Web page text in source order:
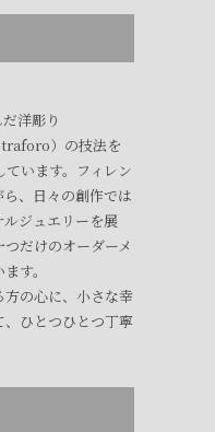
洋彫り
）の技法を
います。フィレン
、日々の創作では
ジュエリーを展
だけのオーダーメ
す。
の心に、小さな幸
ひとつひとつ丁寧